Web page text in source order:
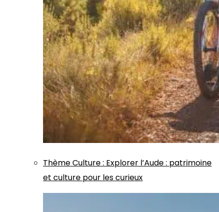
ThèmeCulture: Explorer l’Aude : patrimoine
et culture pour les curieux